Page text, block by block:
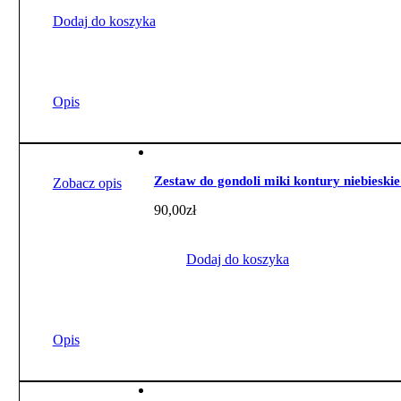
Dodaj do koszyka
Opis
Zobacz opis Zestaw do gondoli miki kontury
90,00zł
Dodaj do koszyka
Opis